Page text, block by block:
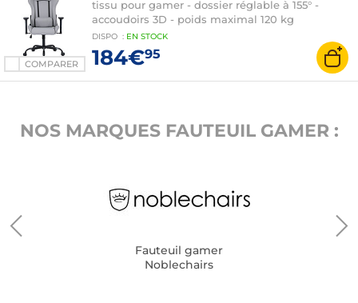
COMPARER
tissu pour gamer - dossier réglable à 155° -
accoudoirs 3D - poids maximal 120 kg
DISPO : EN STOCK
184€95
NOS MARQUES FAUTEUIL GAMER :
Fauteuil gamer
Noblechairs